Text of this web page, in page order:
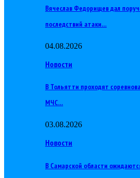
Вячеслав Федорищев дал
последствий атаки…
04.08.2026
Новости
В Тольятти проходят
МЧС…
03.08.2026
Новости
В Самарской области